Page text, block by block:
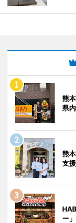
熊
県
熊
支
ー